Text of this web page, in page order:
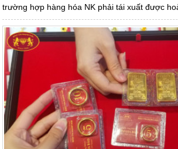
trường hợp hàng hóa NK phải tái xuất được